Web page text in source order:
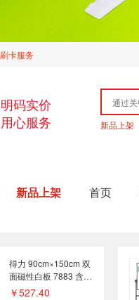
卡服务
明码实价
用心服务
新品上架
新品上架 首页
得力 90cm×150cm 双
面磁性白板 7883 含安
装调试
￥527.40